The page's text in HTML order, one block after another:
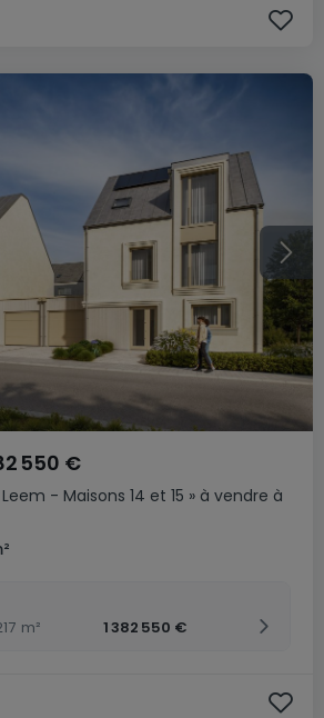
- Maisons 14 et 15 » à vendre à
550 €
m² 1 382 550 €